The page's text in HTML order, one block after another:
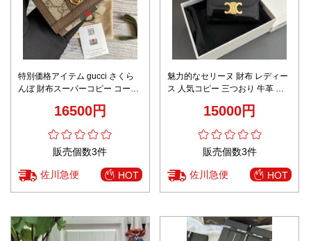
特別価格アイテム gucci さくら
んぼ 財布スーパーコピー コード
布 花柄 ブラウン16500円
販売個数3件
佐川急便 HOT
魅力的なセリーヌ 財布 レディー
ス 人気コピー 三つおり 牛革 レ
15000円
販売個数3件
佐川急便 HOT